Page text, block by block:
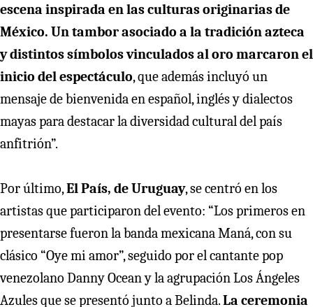
escena inspirada en las culturas originarias de
México. Un tambor asociado a la tradición azteca
y distintos símbolos vinculados al oro marcaron el
inicio del espectáculo, que además incluyó un
mensaje de bienvenida en español, inglés y dialectos
mayas para destacar la diversidad cultural del país
anfitrión”.
Por último,El País, de Uruguay, se centró en los
artistas que participaron del evento: “Los primeros en
presentarse fueron la banda mexicana Maná, con su
clásico “Oye mi amor”, seguido por el cantante pop
venezolano Danny Ocean y la agrupación Los Ángeles
Azules que se presentó junto a Belinda.La ceremonia